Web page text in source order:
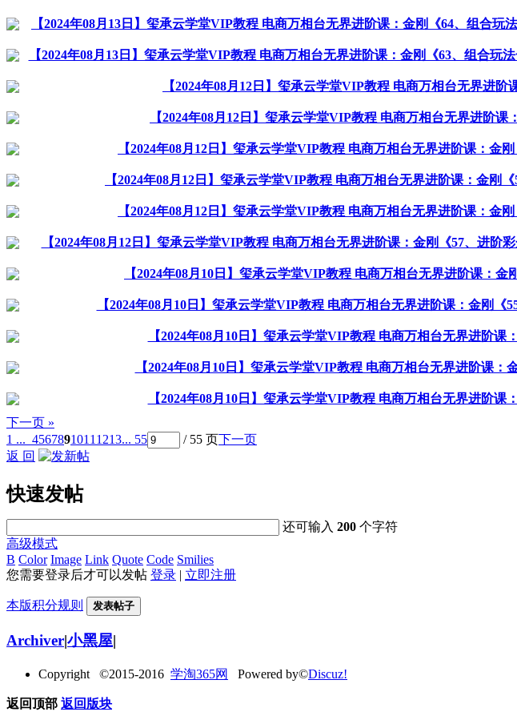
【2024年08月13日】玺承云学堂VIP教程 电商万相台无界进阶课：金刚《64、组合玩
【2024年08月13日】玺承云学堂VIP教程 电商万相台无界进阶课：金刚《63、组合玩
【2024年08月12日】玺承云学堂VIP教程 电商万相台无界进阶
【2024年08月12日】玺承云学堂VIP教程 电商万相台无界进阶课
【2024年08月12日】玺承云学堂VIP教程 电商万相台无界进阶课：金
【2024年08月12日】玺承云学堂VIP教程 电商万相台无界进阶课：金刚
【2024年08月12日】玺承云学堂VIP教程 电商万相台无界进阶课：金
【2024年08月12日】玺承云学堂VIP教程 电商万相台无界进阶课：金刚《57、进阶
【2024年08月10日】玺承云学堂VIP教程 电商万相台无界进阶课：金
【2024年08月10日】玺承云学堂VIP教程 电商万相台无界进阶课：金刚《
【2024年08月10日】玺承云学堂VIP教程 电商万相台无界进阶课
【2024年08月10日】玺承云学堂VIP教程 电商万相台无界进阶课：
【2024年08月10日】玺承云学堂VIP教程 电商万相台无界进阶课
下一页 »
1 ... 4567891011 1213... 55 / 55 页下一页
返 回
快速发帖
还可输入200 个字符
高级模式
B Color Image Link Quote Code Smilies
您需要登录后才可以发帖 登录 | 立即注册
本版积分规则 发表帖子
Archiver|小黑屋|
Copyright ©2015-2016 学淘365网 Powered by©Discuz!
返回顶部 返回版块